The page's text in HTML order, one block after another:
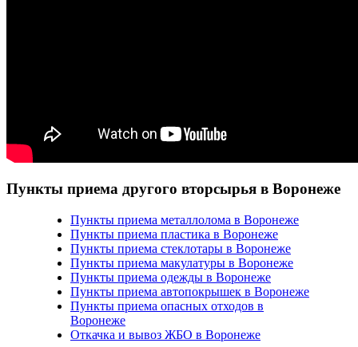
Пункты приема другого вторсырья в Воронеже
Пункты приема металлолома в Воронеже
Пункты приема пластика в Воронеже
Пункты приема стеклотары в Воронеже
Пункты приема макулатуры в Воронеже
Пункты приема одежды в Воронеже
Пункты приема автопокрышек в Воронеже
Пункты приема опасных отходов в
Воронеже
Откачка и вывоз ЖБО в Воронеже